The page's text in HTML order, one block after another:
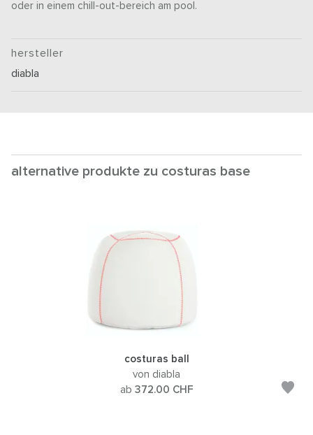
oder in einem chill-out-bereich am pool.
hersteller
diabla
alternative produkte zu costuras base
costuras ball
von diabla
ab 372.00 CHF